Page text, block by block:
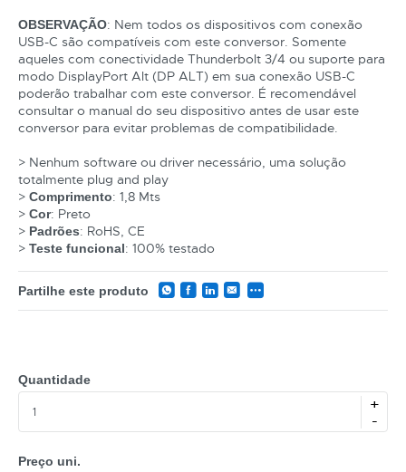
OBSERVAÇÃO: Nem todos os dispositivos com conexão
USB-C são compatíveis com este conversor. Somente
aqueles com conectividade Thunderbolt 3/4 ou suporte para
modo DisplayPort Alt (DP ALT) em sua conexão USB-C
poderão trabalhar com este conversor. É recomendável
consultar o manual do seu dispositivo antes de usar este
conversor para evitar problemas de compatibilidade.
> Nenhum software ou driver necessário, uma solução
totalmente plug and play
> Comprimento: 1,8 Mts
> Cor: Preto
> Padrões: RoHS, CE
> Teste funcional: 100% testado
Partilhe este produto
Quantidade
+
-
Preço uni.
EAN